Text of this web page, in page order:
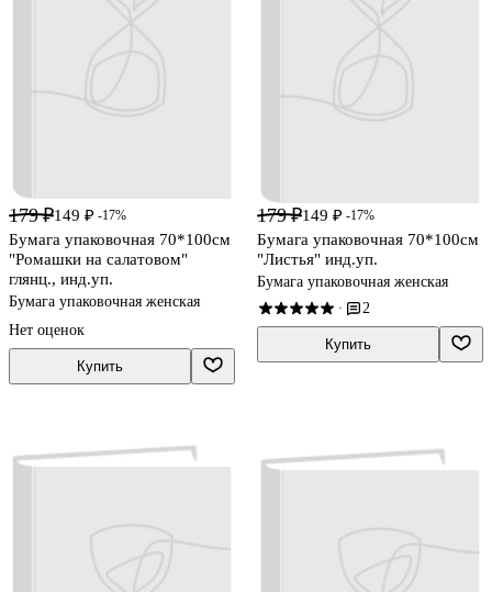
179 ₽149 ₽ -17%
Бумага упаковочная 70*100см
"Ромашки на салатовом"
глянц., инд.уп.
Бумага упаковочная женская
Нет оценок
Купить
179 ₽149 ₽ -17%
Бумага упаковочная 70*100см
"Листья" инд.уп.
Бумага упаковочная женская
· 2
Купить